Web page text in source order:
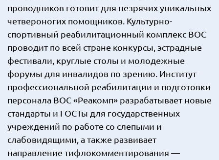
проводников готовит для незрячих уникальных
четвероногих помощников. Культурно-
спортивный реабилитационный комплекс ВОС
проводит по всей стране конкурсы, эстрадные
фестивали, круглые столы и молодежные
форумы для инвалидов по зрению. Институт
профессиональной реабилитации и подготовки
персонала ВОС «Реакомп» разрабатывает новые
стандарты и ГОСТы для государственных
учреждений по работе со слепыми и
слабовидящими, а также развивает
направление тифлокомментирования —